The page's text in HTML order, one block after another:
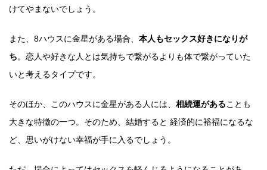
けてやまないでしょう。
また、8ハウスに金星がある場合、 本人もセックス好きになりが
ち。恋人や好きな人とは気持ちで繋がるよりも体で繋がっていた
いと考えるタイプです。
そのほか、このハウスに金星がある人には、 相続運があることも
大きな特徴の一つ。そのため、結婚すると 経済的に裕福になるな
ど、思いがけない幸福が手に入るでしょう。